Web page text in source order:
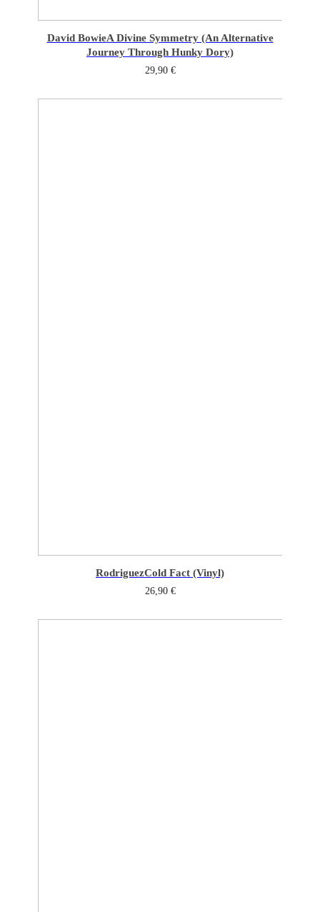
David BowieA Divine Symmetry (An Alternative
Journey Through Hunky Dory)
29,90 €
RodriguezCold Fact (Vinyl)
26,90 €